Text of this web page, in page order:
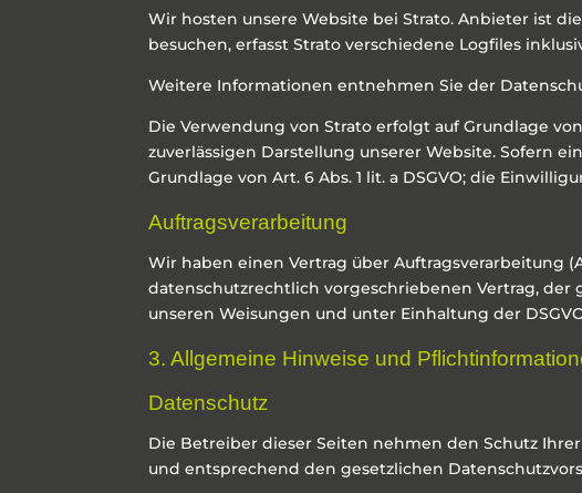
Wir hosten unsere Website bei Strato. Anbieter ist die
besuchen, erfasst Strato verschiedene Logfiles
Weitere Informationen entnehmen Sie der
Die Verwendung von Strato erfolgt auf Grundlage
zuverlässigen Darstellung unserer Website. Sofern
Grundlage von Art. 6 Abs. 1 lit. a DSGVO; die
Auftragsverarbeitung
Wir haben einen Vertrag über Auftragsverarbeitung
datenschutzrechtlich vorgeschriebenen Vertrag, der
unseren Weisungen und unter Einhaltung der
3. Allgemeine Hinweise und
Datenschutz
Die Betreiber dieser Seiten nehmen den Schutz
und entsprechend den gesetzlichen